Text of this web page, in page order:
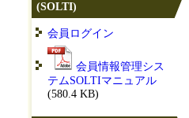
(SOLTI)
会員ログイン
会員情報管理シス
テムSOLTIマニュアル
(580.4 KB)